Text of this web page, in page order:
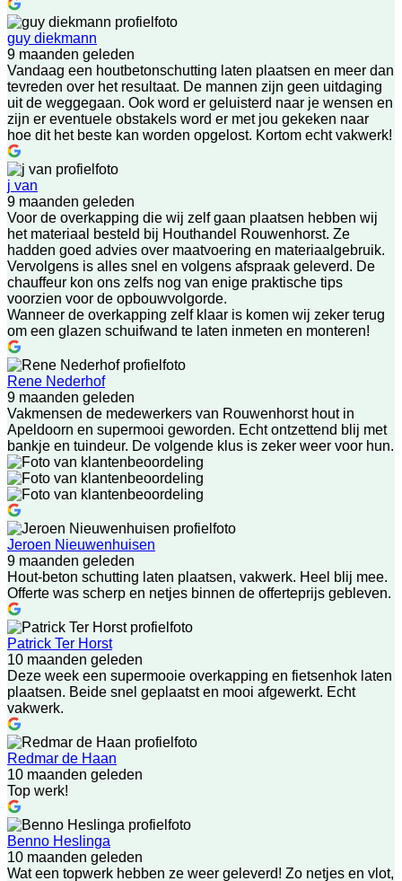
guy diekmann
9 maanden geleden
Vandaag een houtbetonschutting laten plaatsen en meer dan
tevreden over het resultaat. De mannen zijn geen uitdaging
uit de weggegaan. Ook word er geluisterd naar je wensen en
zijn er eventuele obstakels word er met jou gekeken naar
hoe dit het beste kan worden opgelost. Kortom echt vakwerk!
j van
9 maanden geleden
Voor de overkapping die wij zelf gaan plaatsen hebben wij
het materiaal besteld bij Houthandel Rouwenhorst. Ze
hadden goed advies over maatvoering en materiaalgebruik.
Vervolgens is alles snel en volgens afspraak geleverd. De
chauffeur kon ons zelfs nog van enige praktische tips
voorzien voor de opbouwvolgorde.
Wanneer de overkapping zelf klaar is komen wij zeker terug
om een glazen schuifwand te laten inmeten en monteren!
Rene Nederhof
9 maanden geleden
Vakmensen de medewerkers van Rouwenhorst hout in
Apeldoorn en supermooi geworden. Echt ontzettend blij met
bankje en tuindeur. De volgende klus is zeker weer voor hun.
Jeroen Nieuwenhuisen
9 maanden geleden
Hout-beton schutting laten plaatsen, vakwerk. Heel blij mee.
Offerte was scherp en netjes binnen de offerteprijs gebleven.
Patrick Ter Horst
10 maanden geleden
Deze week een supermooie overkapping en fietsenhok laten
plaatsen. Beide snel geplaatst en mooi afgewerkt. Echt
vakwerk.
Redmar de Haan
10 maanden geleden
Top werk!
Benno Heslinga
10 maanden geleden
Wat een topwerk hebben ze weer geleverd! Zo netjes en vlot,